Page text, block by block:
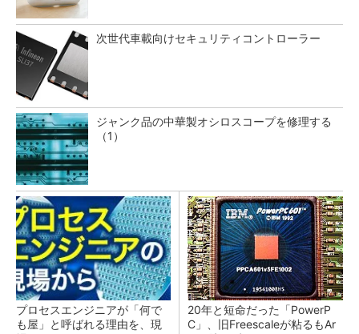
次世代車載向けセキュリティコントローラー
ジャンク品の中華製オシロスコープを修理する
（1）
プロセスエンジニアが「何で
も屋」と呼ばれる理由を、現
20年と短命だった「PowerP
C」、旧Freescaleが粘るもAr